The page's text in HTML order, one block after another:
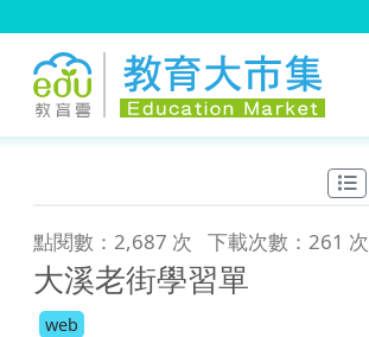
點閱數：2,687 次 下載次數：261 次
大溪老街學習單
web